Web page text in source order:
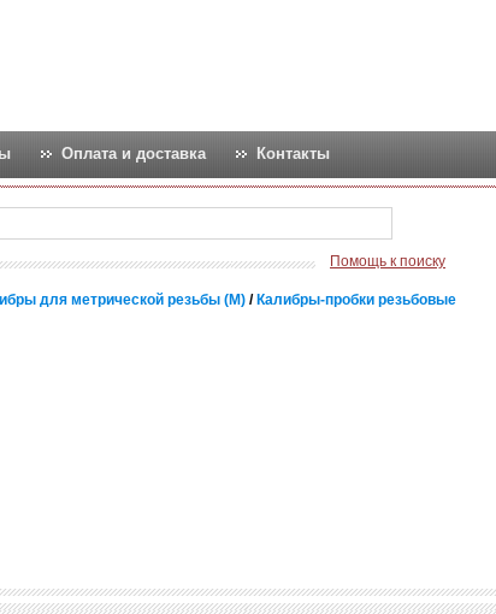
Оплата и доставка Контакты
Помощь к поиску
для метрической резьбы (М) / Калибры-пробки резьбовые